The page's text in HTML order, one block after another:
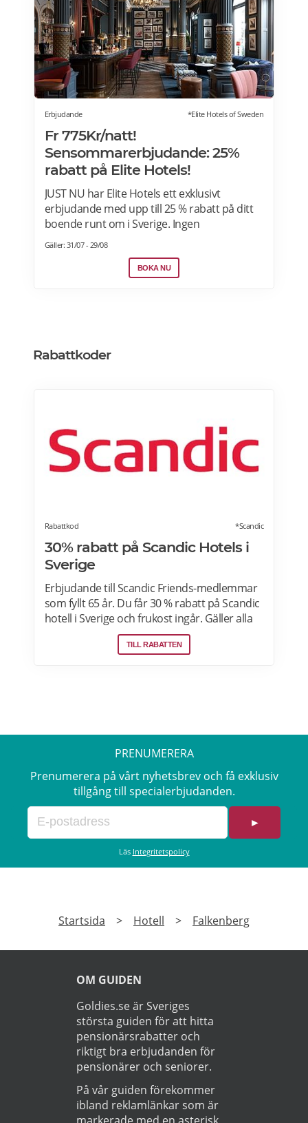
Erbjudande *Elite Hotels of Sweden
Fr 775Kr/natt!
Sensommarerbjudande: 25%
rabatt på Elite Hotels!
JUST NU har Elite Hotels ett exklusivt
erbjudande med upp till 25 % rabatt på ditt
boende runt om i Sverige. Ingen
förskottsbetalning krävs. Avbokningsbart
fram till kl. 14.00 på ankomstdagen. Boka
Gäller: 31/07 - 29/08
BOKA NU
Rabattkoder
Rabattkod *Scandic
30% rabatt på Scandic Hotels i
Sverige
Erbjudande till Scandic Friends-medlemmar
som fyllt 65 år. Du får 30 % rabatt på Scandic
hotell i Sverige och frukost ingår. Gäller alla
dagar i veckan i mån av plats, boka på webb
eller app med koden FG. Läs mer om
TILL RABATTEN
PRENUMERERA
Prenumerera på vårt nyhetsbrev och få exklusiv
tillgång till specialerbjudanden.
►
Läs Integritetspolicy
Startsida > Hotell > Falkenberg
OM GUIDEN
Goldies.se är Sveriges
största guiden för att hitta
pensionärsrabatter och
riktigt bra erbjudanden för
pensionärer och seniorer.
På vår guiden förekommer
ibland reklamlänkar som är
markerade med en asterisk